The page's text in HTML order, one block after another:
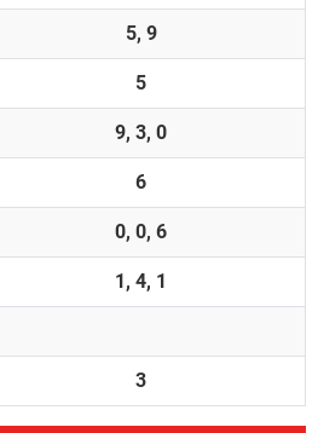
5, 9
5
9, 3, 0
6
0, 0, 6
1, 4, 1
3